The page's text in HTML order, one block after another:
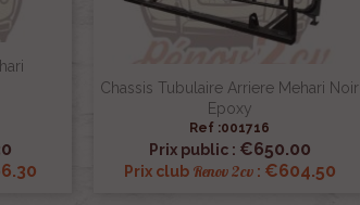
Chassis Tubulaire Arriere Mehari Noir
Epoxy
Ref :001716
Prix public : €650.00
Prix club Renov 2cv: €604.50
 Quick view